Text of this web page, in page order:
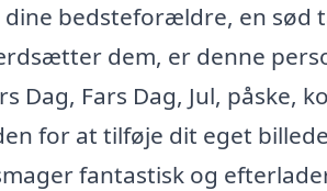
bedsteforældre, en sød
dem, er denne
Dag, Fars Dag, Jul, påske,
for at tilføje dit eget
fantastisk og